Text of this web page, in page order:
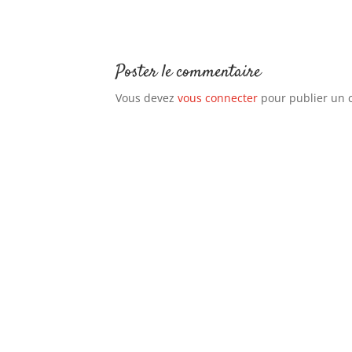
Poster le commentaire
Vous devez vous connecter pour publier un